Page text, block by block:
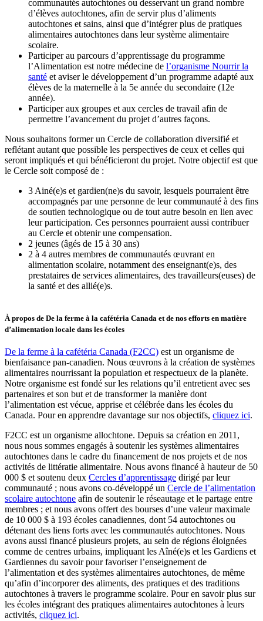
communautés autochtones ou desservant un grand nombre
d’élèves autochtones, afin de servir plus d’aliments
autochtones et sains, ainsi que d’intégrer plus de pratiques
alimentaires autochtones dans leur système alimentaire
scolaire.
Participer au parcours d’apprentissage du programme
l’Alimentation est notre médecine de l’organisme Nourrir la
santé et aviser le développement d’un programme adapté aux
élèves de la maternelle à la 5e année du secondaire (12e
année).
Participer aux groupes et aux cercles de travail afin de
permettre l’avancement du projet d’autres façons.
Nous souhaitons former un Cercle de collaboration diversifié et
reflétant autant que possible les perspectives de ceux et celles qui
seront impliqués et qui bénéficieront du projet. Notre objectif est que
le Cercle soit composé de :
3 Ainé(e)s et gardien(ne)s du savoir, lesquels pourraient être
accompagnés par une personne de leur communauté à des fins
de soutien technologique ou de tout autre besoin en lien avec
leur participation. Ces personnes pourraient aussi contribuer
au Cercle et obtenir une compensation.
2 jeunes (âgés de 15 à 30 ans)
2 à 4 autres membres de communautés œuvrant en
alimentation scolaire, notamment des enseignant(e)s, des
prestataires de services alimentaires, des travailleurs(euses) de
la santé et des allié(e)s.
À propos de De la ferme à la cafétéria Canada et de nos efforts en matière
d’alimentation locale dans les écoles
De la ferme à la cafétéria Canada (F2CC) est un organisme de
bienfaisance pan-canadien. Nous œuvrons à la création de systèmes
alimentaires nourrissant la population et respectueux de la planète.
Notre organisme est fondé sur les relations qu’il entretient avec ses
partenaires et son but et de transformer la manière dont
l’alimentation est vécue, apprise et célébrée dans les écoles du
Canada. Pour en apprendre davantage sur nos objectifs, cliquez ici.
F2CC est un organisme allochtone. Depuis sa création en 2011,
nous nous sommes engagés à soutenir les systèmes alimentaires
autochtones dans le cadre du financement de nos projets et de nos
activités de littératie alimentaire. Nous avons financé à hauteur de 50
000 $ et soutenu deux Cercles d’apprentissage dirigé par leur
communauté ; nous avons co-développé un Cercle de l’alimentation
scolaire autochtone afin de soutenir le réseautage et le partage entre
membres ; et nous avons offert des bourses d’une valeur maximale
de 10 000 $ à 193 écoles canadiennes, dont 54 autochtones ou
détenant des liens forts avec les communautés autochtones. Nous
avons aussi financé plusieurs projets, au sein de régions éloignées
comme de centres urbains, impliquant les Aîné(e)s et les Gardiens et
Gardiennes du savoir pour favoriser l’enseignement de
l’alimentation et des systèmes alimentaires autochtones, de même
qu’afin d’incorporer des aliments, des pratiques et des traditions
autochtones à travers le programme scolaire. Pour en savoir plus sur
les écoles intégrant des pratiques alimentaires autochtones à leurs
activités, cliquez ici.